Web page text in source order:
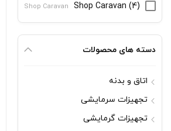
Shop Caravan (4)
Shop Caravan
دسته های محصولات
اتاق و بدنه
تجهیزات سرمایشی
تجهیزات گرمایشی